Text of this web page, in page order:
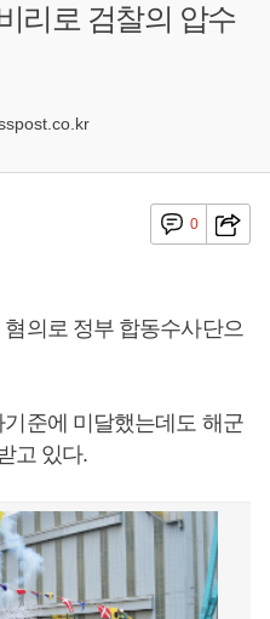
리로 검찰의 압수
0
의로 정부 합동수사단으
준에 미달했는데도 해군
고 있다.